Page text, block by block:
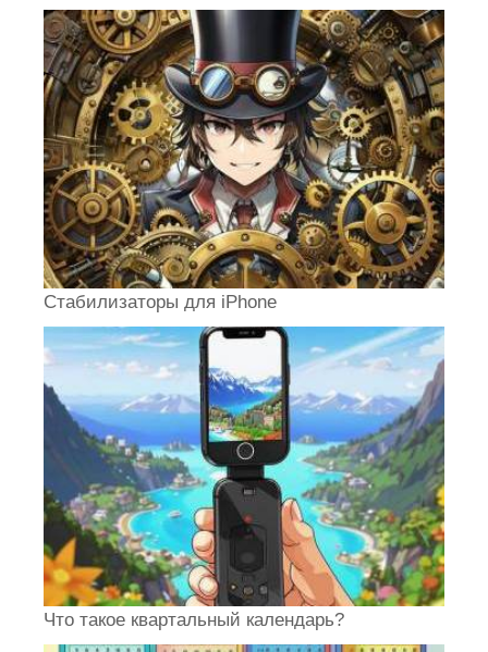
Стабилизаторы для iPhone
Что такое квартальный календарь?